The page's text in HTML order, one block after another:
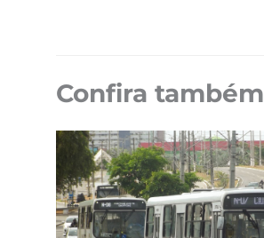
Confira também